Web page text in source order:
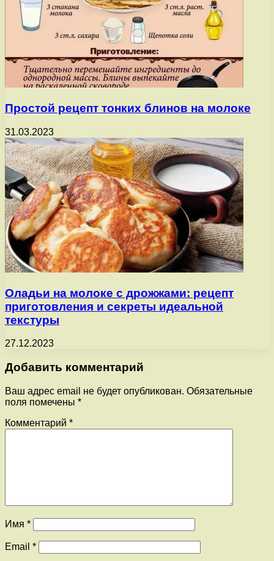
Простой рецепт тонких блинов на молоке
31.03.2023
Оладьи на молоке с дрожжами: рецепт
приготовления и секреты идеальной
текстуры
27.12.2023
Добавить комментарий
Ваш адрес email не будет опубликован. Обязательные
поля помечены *
Комментарий *
Имя *
Email *